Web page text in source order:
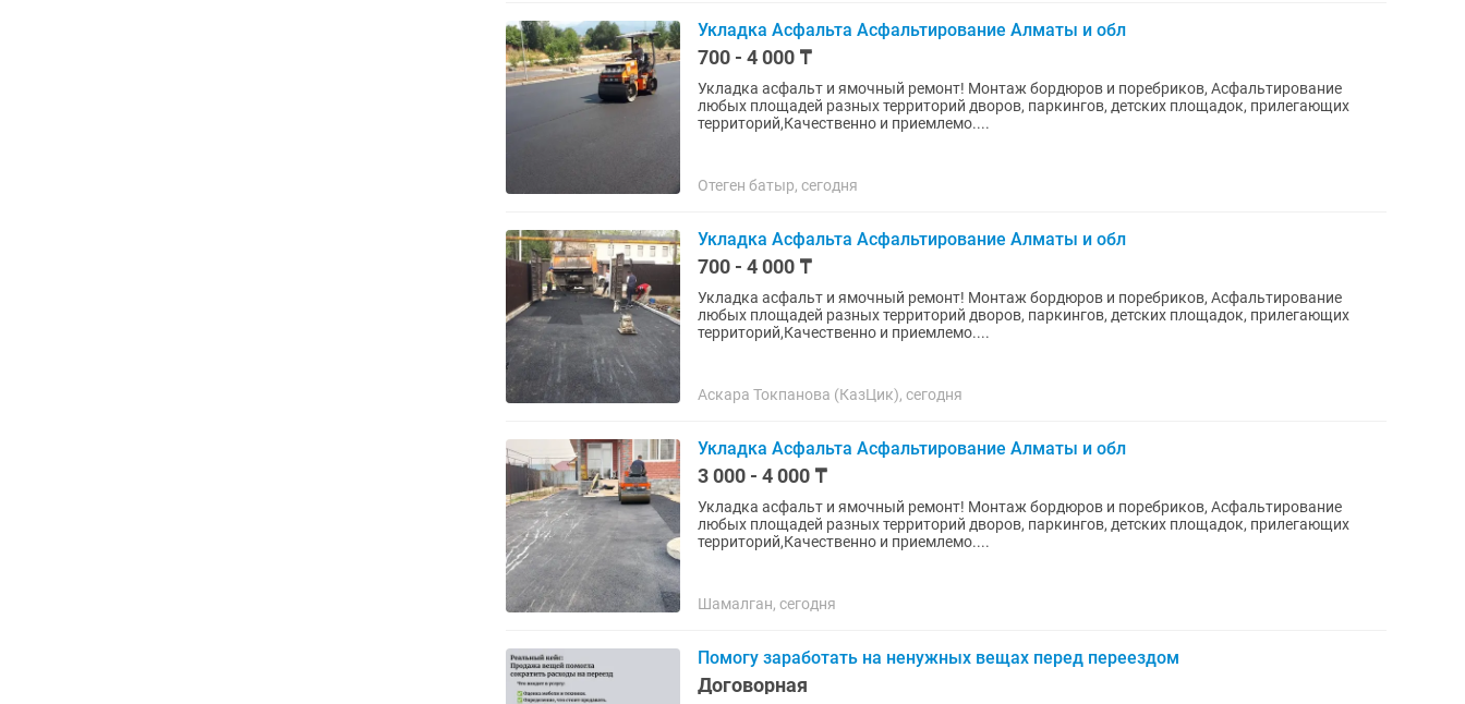
Укладка Асфальта Асфальтирование Алматы и обл
700 - 4 000 ₸
Укладка асфальт и ямочный ремонт! Монтаж бордюров и поребриков, Асфальтирование
любых площадей разных территорий дворов, паркингов, детских площадок, прилегающих
территорий,Качественно и приемлемо....
Отеген батыр, сегодня
Укладка Асфальта Асфальтирование Алматы и обл
700 - 4 000 ₸
Укладка асфальт и ямочный ремонт! Монтаж бордюров и поребриков, Асфальтирование
любых площадей разных территорий дворов, паркингов, детских площадок, прилегающих
территорий,Качественно и приемлемо....
Аскара Токпанова (КазЦик), сегодня
Укладка Асфальта Асфальтирование Алматы и обл
3 000 - 4 000 ₸
Укладка асфальт и ямочный ремонт! Монтаж бордюров и поребриков, Асфальтирование
любых площадей разных территорий дворов, паркингов, детских площадок, прилегающих
территорий,Качественно и приемлемо....
Шамалган, сегодня
Помогу заработать на ненужных вещах перед переездом
Договорная